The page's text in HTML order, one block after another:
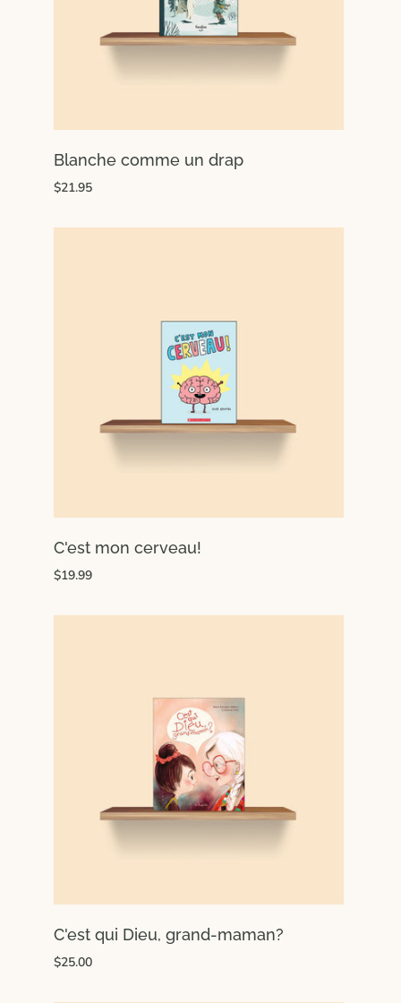
Blanche comme un drap
$21.95
C'est mon cerveau!
$19.99
C'est qui Dieu, grand-maman?
$25.00